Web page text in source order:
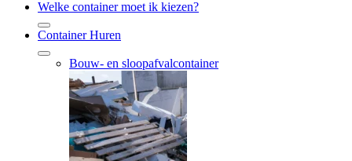
Welke container moet ik kiezen?
Container Huren
Bouw- en sloopafvalcontainer